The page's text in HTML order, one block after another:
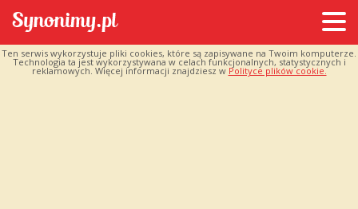
Ten serwis wykorzystuje pliki cookies, które są zapisywane na Twoim komputerze.
Technologia ta jest wykorzystywana w celach funkcjonalnych, statystycznych i
reklamowych. Więcej informacji znajdziesz w Polityce plików cookie.